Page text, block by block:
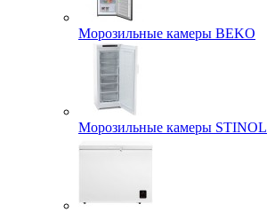
Морозильные камеры BEKO
Морозильные камеры STINOL